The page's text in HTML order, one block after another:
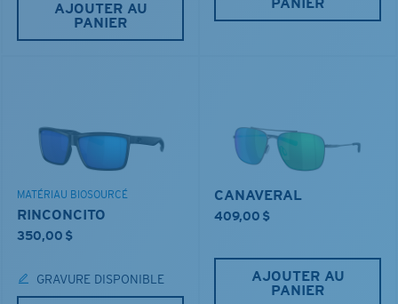
AJOUTER AU
PANIER
MATÉRIAU BIOSOURCÉ
RINCONCITO
350,00 $
GRAVURE DISPONIBLE
CANAVERAL
409,00 $
AJOUTER AU
PANIER